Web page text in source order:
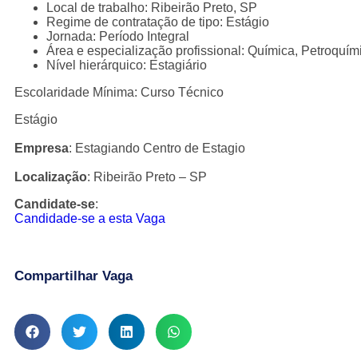
Local de trabalho: Ribeirão Preto, SP
Regime de contratação de tipo: Estágio
Jornada: Período Integral
Área e especialização profissional: Química,
Nível hierárquico: Estagiário
Escolaridade Mínima: Curso Técnico
Estágio
Empresa: Estagiando Centro de Estagio
Localização: Ribeirão Preto – SP
Candidate-se:
Candidade-se a esta Vaga
Compartilhar Vaga